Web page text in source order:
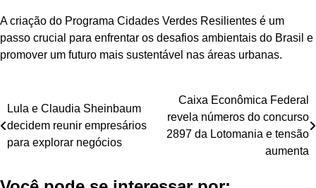
A criação do Programa Cidades Verdes Resilientes é um
passo crucial para enfrentar os desafios ambientais do Brasil e
promover um futuro mais sustentável nas áreas urbanas.
Navegação
de
Post
Lula e Claudia Sheinbaum
decidem reunir empresários
para explorar negócios
Caixa Econômica Federal
revela números do concurso
2897 da Lotomania e tensão
aumenta